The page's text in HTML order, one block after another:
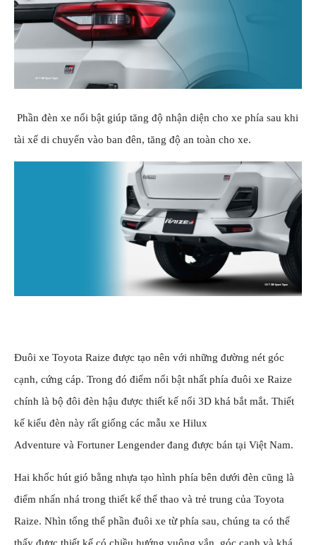
Phần đèn xe nổi bật giúp tăng độ nhận diện cho xe phía sau khi
tài xế di chuyển vào ban đên, tăng độ an toàn cho xe.
Đuôi xe Toyota Raize được tạo nên với những đường nét góc
cạnh, cứng cáp. Trong đó điểm nổi bật nhất phía đuôi xe Raize
chính là bộ đôi đèn hậu được thiết kế nổi 3D khá bắt mắt. Thiết
kế kiểu đèn này rất giống các mẫu xe Hilux
Adventure và Fortuner Lengender đang được bán tại Việt Nam.
Hai khốc hút gió bằng nhựa tạo hình phía bên dưới đèn cũng là
điểm nhấn nhá trong thiết kế thể thao và trẻ trung của Toyota
Raize. Nhìn tổng thể phần đuôi xe từ phía sau, chúng ta có thể